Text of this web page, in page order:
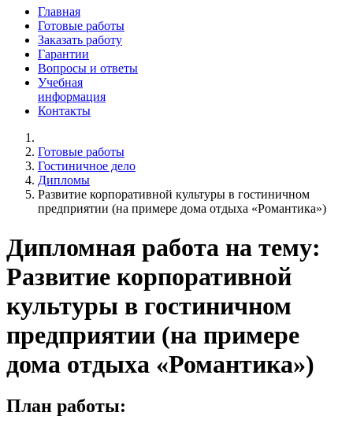
Главная
Готовые работы
Заказать работу
Гарантии
Вопросы и ответы
Учебная
информация
Контакты
Готовые работы
Гостиничное дело
Дипломы
Развитие корпоративной культуры в гостиничном
предприятии (на примере дома отдыха «Романтика»)
Дипломная работа на тему:
Развитие корпоративной
культуры в гостиничном
предприятии (на примере
дома отдыха «Романтика»)
План работы: